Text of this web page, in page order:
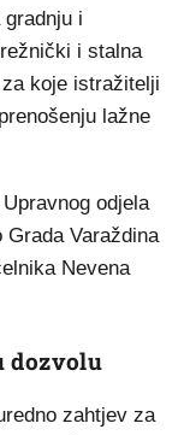
i
i stalna
koje istražitelji
lažne
odjela
Varaždina
Nevena
dozvolu
zahtjev za